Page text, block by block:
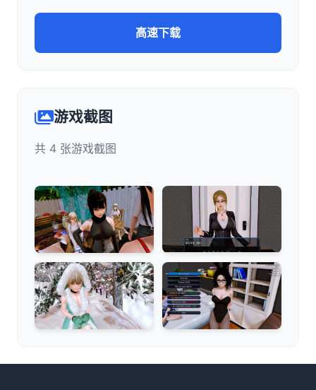
高速下载
游戏截图
共 4 张游戏截图